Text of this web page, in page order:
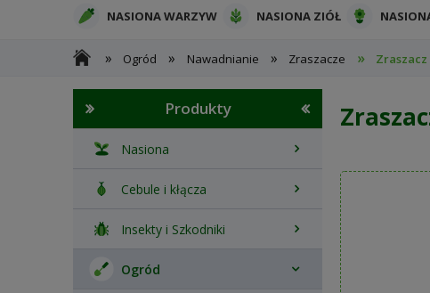
NASIONA WARZYW NASIONA ZIÓŁ
OCHRONA ROŚLIN
» Ogród » Nawadnianie » Zraszacze » Zraszacz
Produkty
Nasiona
Cebule i kłącza
Insekty i Szkodniki
Ogród